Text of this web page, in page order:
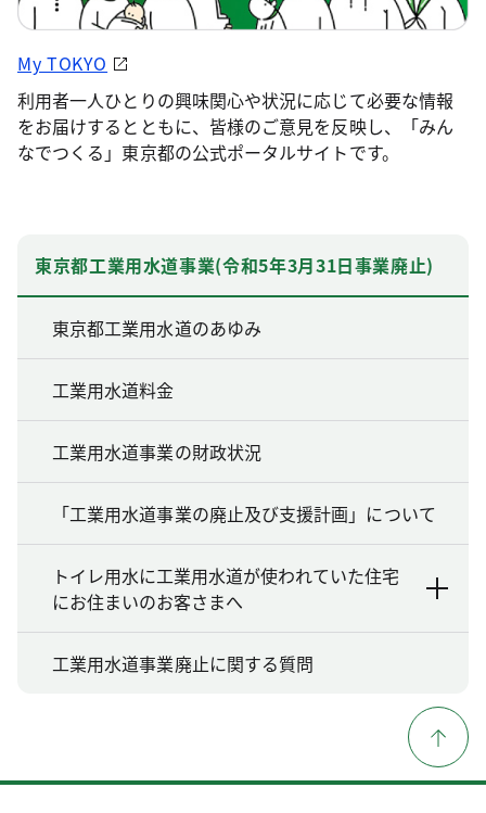
My TOKYO
利用者一人ひとりの興味関心や状況に応じて必要な情報
をお届けするとともに、皆様のご意見を反映し、「みん
なでつくる」東京都の公式ポータルサイトです。
東京都工業用水道事業(令和5年3月31日事業廃止)
東京都工業用水道のあゆみ
工業用水道料金
工業用水道事業の財政状況
「工業用水道事業の廃止及び支援計画」について
トイレ用水に工業用水道が使われていた住宅
にお住まいのお客さまへ
工業用水道事業廃止に関する質問